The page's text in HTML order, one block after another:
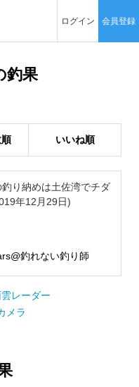
ログイン 会員登録
釣果
順 いいね順
り納めは土佐湾でチダ
年12月29日)
釣れない釣り師
レーダー
メラ